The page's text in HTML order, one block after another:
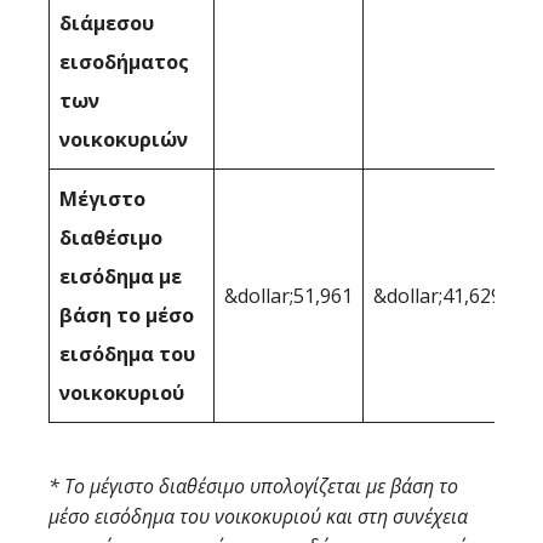
διάμεσου
εισοδήματος
των
νοικοκυριών
Μέγιστο
διαθέσιμο
εισόδημα με
βάση το μέσο
εισόδημα του
νοικοκυριού
&dollar;51,961 &dollar;41,629
* Το μέγιστο διαθέσιμο υπολογίζεται με βάση το
μέσο εισόδημα του νοικοκυριού και στη συνέχεια